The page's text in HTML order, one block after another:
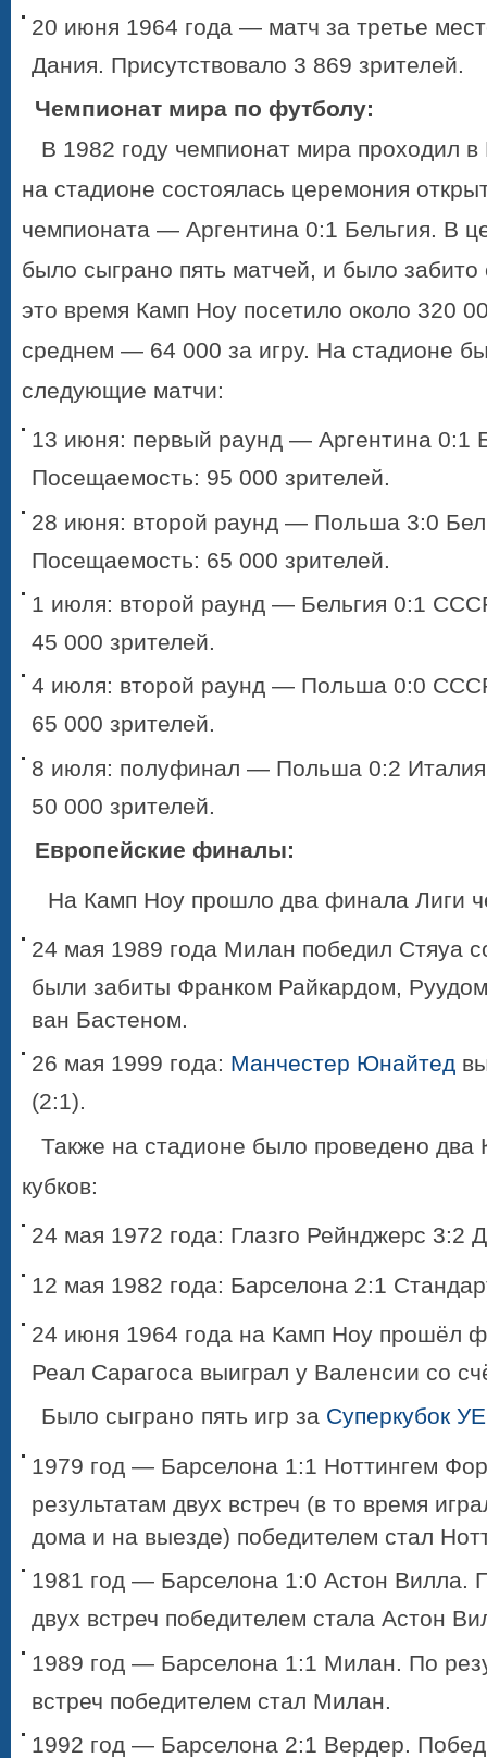
20 июня 1964 года — матч за третье
Дания. Присутствовало 3 869 зрителей.
Чемпионат мира по футболу:
В 1982 году чемпионат мира проходил
на стадионе состоялась церемония
чемпионата — Аргентина 0:1 Бельгия. В
было сыграно пять матчей, и было забито
это время Камп Ноу посетило около 320
среднем — 64 000 за игру. На стадионе
следующие матчи:
13 июня: первый раунд — Аргентина 0:1
Посещаемость: 95 000 зрителей.
28 июня: второй раунд — Польша 3:0
Посещаемость: 65 000 зрителей.
1 июля: второй раунд — Бельгия 0:1
45 000 зрителей.
4 июля: второй раунд — Польша 0:0
65 000 зрителей.
8 июля: полуфинал — Польша 0:2
50 000 зрителей.
Европейские финалы:
На Камп Ноу прошло два финала Лиги
24 мая 1989 года Милан победил Стяуа
были забиты Франком Райкардом,
ван Бастеном.
26 мая 1999 года: Манчестер Юнайтед
(2:1).
Также на стадионе было проведено два
кубков:
24 мая 1972 года: Глазго Рейнджерс 3:2
12 мая 1982 года: Барселона 2:1
24 июня 1964 года на Камп Ноу прошёл
Реал Сарагоса выиграл у Валенсии со
Было сыграно пять игр за Суперкубок
1979 год — Барселона 1:1 Ноттингем
результатам двух встреч (в то время
дома и на выезде) победителем стал
1981 год — Барселона 1:0 Астон Вилла.
двух встреч победителем стала Астон
1989 год — Барселона 1:1 Милан. По
встреч победителем стал Милан.
1992 год — Барселона 2:1 Вердер.